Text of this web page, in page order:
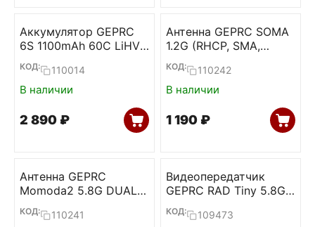
Аккумулятор GEPRC
6S 1100mAh 60C LiHV
(XT30)
КОД: 110014
В наличии
2 890 ₽
Антенна GEPRC SOMA
1.2G (RHCP, SMA,
170mm)
КОД: 110242
В наличии
1 190 ₽
Антенна GEPRC
Momoda2 5.8G DUAL
(RHCP, SMA, 170mm)
КОД: 110241
Видеопередатчик
GEPRC RAD Tiny 5.8G
400mW
КОД: 109473